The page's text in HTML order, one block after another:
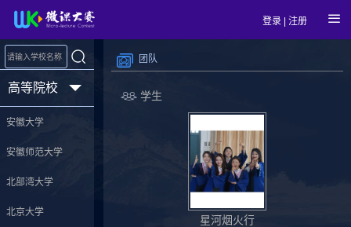
登录 |注册
高等院校
安徽大学
安徽师范大学
北部湾大学
北京大学
团队
学生
星河烟火行